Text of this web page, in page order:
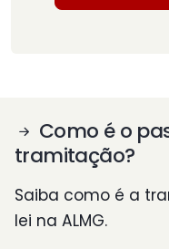
Como é o
tramitação?
Saiba como é a
lei na ALMG.